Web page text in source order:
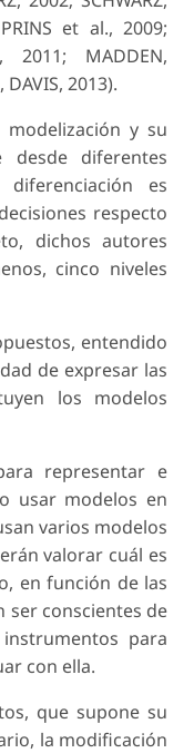
et al., 2009;
2011; MADDEN,
DAVIS, 2013).
modelización y su
desde diferen­tes
es
respecto
dichos autores
cinco niveles
enten­dido
de expresar las
los modelos
representar e
usar modelos en
varios modelos
valorar cuál es
en función de las
ser conscientes de
para
con ella.
que supone su
la mo­dificación